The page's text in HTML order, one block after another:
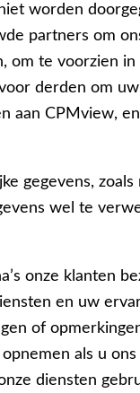
worden
partners om
om te voorzien
derden om
aan CPMview,
gegevens,
wel te
onze klanten
en uw
of
als u
diensten